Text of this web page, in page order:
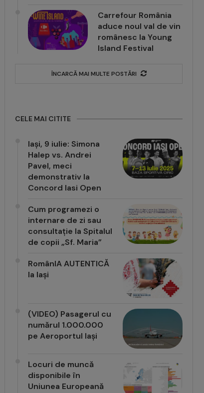
Carrefour România
aduce noul val de vin
românesc la Young
Island Festival
ÎNCARCĂ MAI MULTE POSTĂRI
CELE MAI CITITE
Iași, 9 iulie: Simona
Halep vs. Andrei
Pavel, meci
demonstrativ la
Concord Iasi Open
Cum programezi o
internare de zi sau
consultație la Spitalul
de copii „Sf. Maria”
RomânIA AUTENTICĂ
la Iași
(VIDEO) Pasagerul cu
numărul 1.000.000
pe Aeroportul Iași
Locuri de muncă
disponibile în
Uniunea Europeană